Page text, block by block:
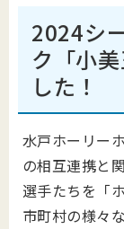
2024シ
ク「小
した！
水戸ホーリー
の相互連携と
選手たちを「
市町村の様々